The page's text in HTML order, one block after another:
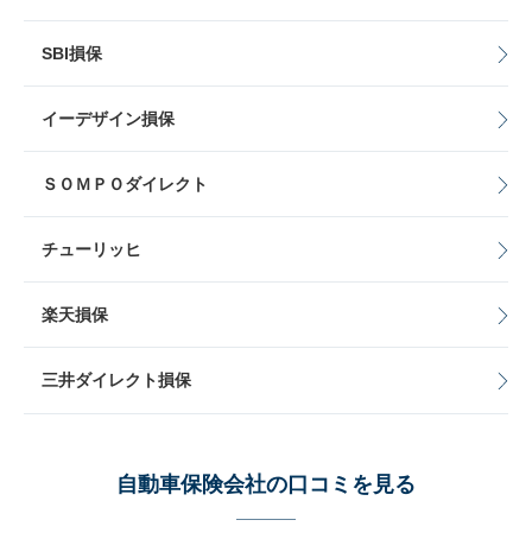
SBI損保
イーデザイン損保
ＳＯＭＰＯダイレクト
チューリッヒ
楽天損保
三井ダイレクト損保
自動車保険会社の口コミを見る